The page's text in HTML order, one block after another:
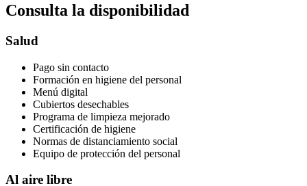
Consulta la disponibilidad
Salud
Pago sin contacto
Formación en higiene del personal
Menú digital
Cubiertos desechables
Programa de limpieza mejorado
Certificación de higiene
Normas de distanciamiento social
Equipo de protección del personal
Al aire libre